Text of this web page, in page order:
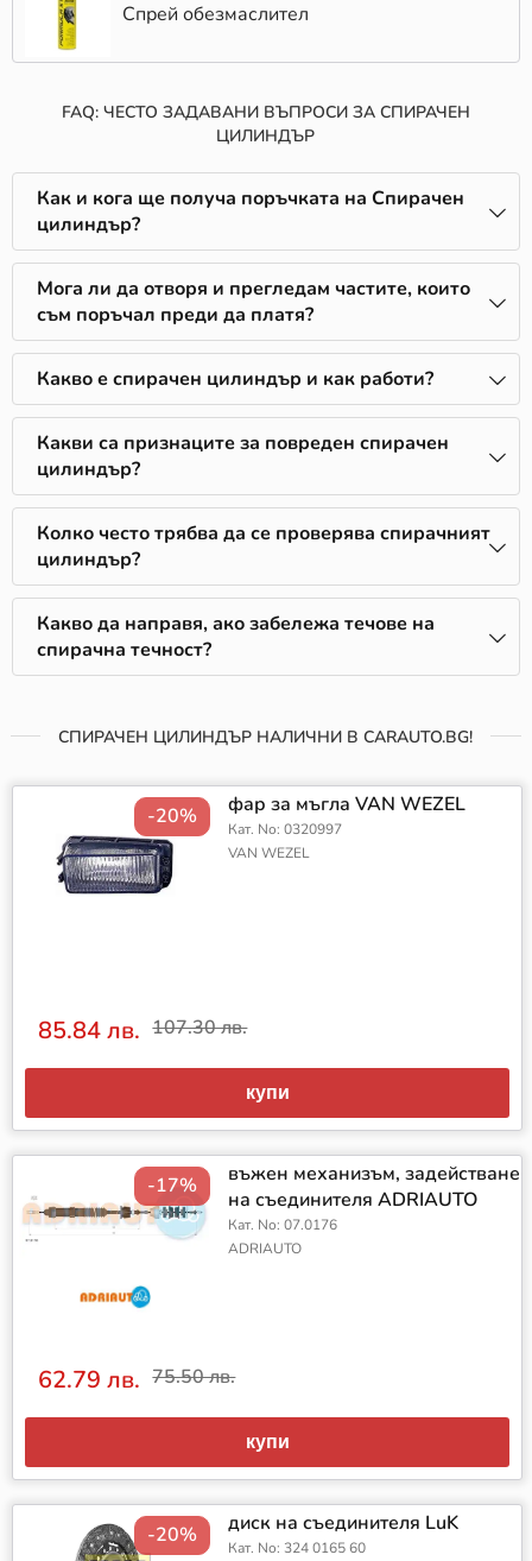
Спрей обезмаслител
FAQ: ЧЕСТО ЗАДАВАНИ ВЪПРОСИ ЗА СПИРАЧЕН
ЦИЛИНДЪР
Как и кога ще получа поръчката на Спирачен
цилиндър?
Мога ли да отворя и прегледам частите, които
съм поръчал преди да платя?
Какво е спирачен цилиндър и как работи?
Какви са признаците за повреден спирачен
цилиндър?
Колко често трябва да се проверява спирачният
цилиндър?
Какво да направя, ако забележа течове на
спирачна течност?
СПИРАЧЕН ЦИЛИНДЪР НАЛИЧНИ В CARAUTO.BG!
-20% фар за мъгла VAN WEZEL
Кат. No: 0320997
VAN WEZEL
85.84 лв. 107.30 лв.
купи
-17%
въжен механизъм, задействане
на съединителя ADRIAUTO
Кат. No: 07.0176
ADRIAUTO
62.79 лв. 75.50 лв.
купи
-20% диск на съединителя LuK
Кат. No: 324 0165 60